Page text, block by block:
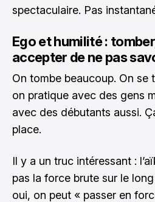
spectaculaire. Pas
Ego et humilité :
accepter de ne pas
On tombe beaucoup. On se
on pratique avec des gens
avec des débutants aussi.
place.
Il y a un truc intéressant :
pas la force brute sur le
oui, on peut « passer en